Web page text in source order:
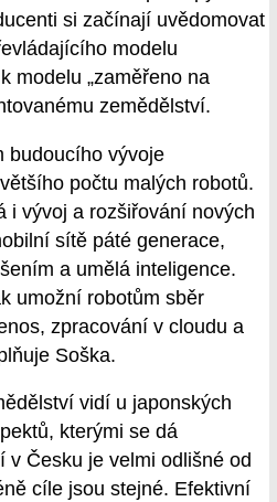
si začínají uvědomovat
modelu
modelu „zaměřeno na
zemědělství.
budoucího vývoje
počtu malých robotů.
i vývoj a rozšiřování nových
sítě páté generace,
a umělá inteligence.
umožní robotům sběr
zpracování v cloudu a
Soška.
vidí u japonských
kterými se dá
v Česku je velmi odlišné od
cíle jsou stejné. Efektivní